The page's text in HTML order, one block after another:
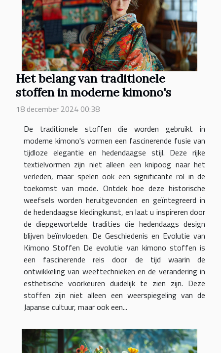
Het belang van traditionele
stoffen in moderne kimono's
18 december 2024 00:38
De traditionele stoffen die worden gebruikt in
moderne kimono's vormen een fascinerende fusie van
tijdloze elegantie en hedendaagse stijl. Deze rijke
textielvormen zijn niet alleen een knipoog naar het
verleden, maar spelen ook een significante rol in de
toekomst van mode. Ontdek hoe deze historische
weefsels worden heruitgevonden en geïntegreerd in
de hedendaagse kledingkunst, en laat u inspireren door
de diepgewortelde tradities die hedendaags design
blijven beïnvloeden. De Geschiedenis en Evolutie van
Kimono Stoffen De evolutie van kimono stoffen is
een fascinerende reis door de tijd waarin de
ontwikkeling van weeftechnieken en de verandering in
esthetische voorkeuren duidelijk te zien zijn. Deze
stoffen zijn niet alleen een weerspiegeling van de
Japanse cultuur, maar ook een...